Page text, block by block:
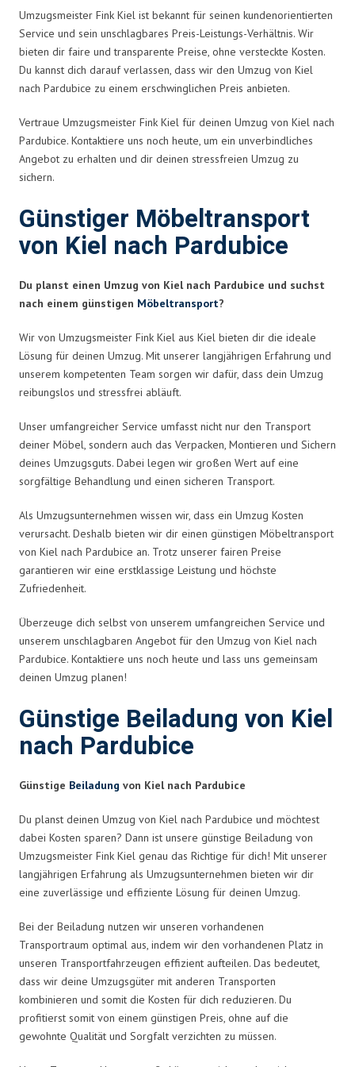
Umzugsmeister Fink Kiel ist bekannt für seinen kundenorientierten
Service und sein unschlagbares Preis-Leistungs-Verhältnis. Wir
bieten dir faire und transparente Preise, ohne versteckte Kosten.
Du kannst dich darauf verlassen, dass wir den Umzug von Kiel
nach Pardubice zu einem erschwinglichen Preis anbieten.
Vertraue Umzugsmeister Fink Kiel für deinen Umzug von Kiel nach
Pardubice. Kontaktiere uns noch heute, um ein unverbindliches
Angebot zu erhalten und dir deinen stressfreien Umzug zu
sichern.
Günstiger Möbeltransport
von Kiel nach Pardubice
Du planst einen Umzug von Kiel nach Pardubice und suchst
nach einem günstigen Möbeltransport?
Wir von Umzugsmeister Fink Kiel aus Kiel bieten dir die ideale
Lösung für deinen Umzug. Mit unserer langjährigen Erfahrung und
unserem kompetenten Team sorgen wir dafür, dass dein Umzug
reibungslos und stressfrei abläuft.
Unser umfangreicher Service umfasst nicht nur den Transport
deiner Möbel, sondern auch das Verpacken, Montieren und Sichern
deines Umzugsguts. Dabei legen wir großen Wert auf eine
sorgfältige Behandlung und einen sicheren Transport.
Als Umzugsunternehmen wissen wir, dass ein Umzug Kosten
verursacht. Deshalb bieten wir dir einen günstigen Möbeltransport
von Kiel nach Pardubice an. Trotz unserer fairen Preise
garantieren wir eine erstklassige Leistung und höchste
Zufriedenheit.
Überzeuge dich selbst von unserem umfangreichen Service und
unserem unschlagbaren Angebot für den Umzug von Kiel nach
Pardubice. Kontaktiere uns noch heute und lass uns gemeinsam
deinen Umzug planen!
Günstige Beiladung von Kiel
nach Pardubice
Günstige Beiladung von Kiel nach Pardubice
Du planst deinen Umzug von Kiel nach Pardubice und möchtest
dabei Kosten sparen? Dann ist unsere günstige Beiladung von
Umzugsmeister Fink Kiel genau das Richtige für dich! Mit unserer
langjährigen Erfahrung als Umzugsunternehmen bieten wir dir
eine zuverlässige und effiziente Lösung für deinen Umzug.
Bei der Beiladung nutzen wir unseren vorhandenen
Transportraum optimal aus, indem wir den vorhandenen Platz in
unseren Transportfahrzeugen effizient aufteilen. Das bedeutet,
dass wir deine Umzugsgüter mit anderen Transporten
kombinieren und somit die Kosten für dich reduzieren. Du
profitierst somit von einem günstigen Preis, ohne auf die
gewohnte Qualität und Sorgfalt verzichten zu müssen.